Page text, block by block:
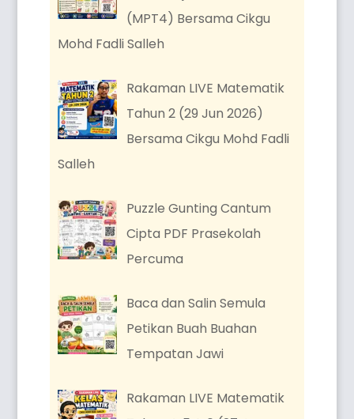
(MPT4) Bersama Cikgu
Mohd Fadli Salleh
Rakaman LIVE Matematik
Tahun 2 (29 Jun 2026)
Bersama Cikgu Mohd Fadli
Salleh
Puzzle Gunting Cantum
Cipta PDF Prasekolah
Percuma
Baca dan Salin Semula
Petikan Buah Buahan
Tempatan Jawi
Rakaman LIVE Matematik